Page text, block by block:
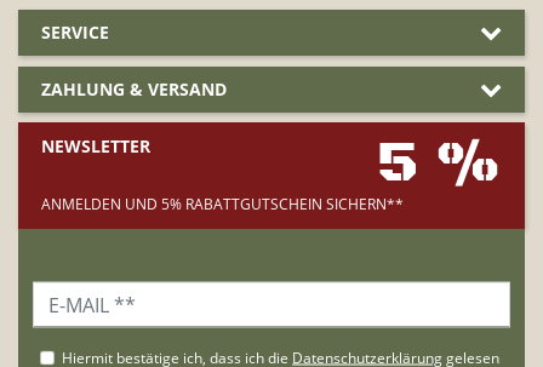
SERVICE
ZAHLUNG & VERSAND
NEWSLETTER 5 %
ANMELDEN UND 5% RABATTGUTSCHEIN SICHERN**